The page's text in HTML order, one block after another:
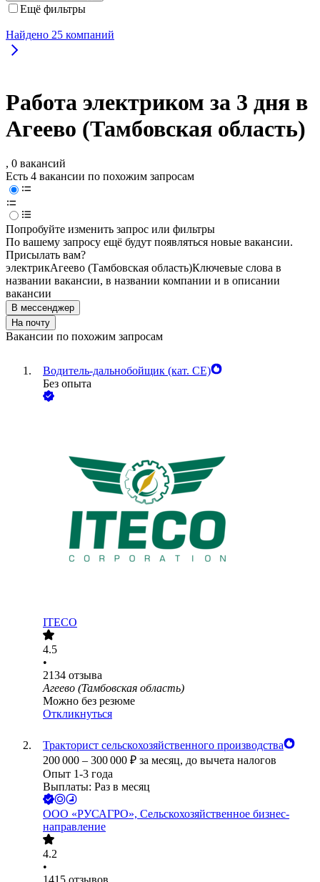
Ещё фильтры
Найдено 25 компаний
Работа электриком за 3 дня в
Агеево (Тамбовская область)
, 0 вакансий
Есть 4 вакансии по похожим запросам
Попробуйте изменить запрос или фильтры
По вашему запросу ещё будут появляться новые вакансии.
Присылать вам?
электрикАгеево (Тамбовская область)Ключевые слова в
названии вакансии, в названии компании и в описании
вакансии
В мессенджер
На почту
Вакансии по похожим запросам
Водитель-дальнобойщик (кат. CE)
Без опыта
ITECO
4.5
•
2134 отзыва
Агеево (Тамбовская область)
Можно без резюме
Откликнуться
Тракторист сельскохозяйственного производства
200 000 – 300 000 ₽ за месяц, до вычета налогов
Опыт 1-3 года
Выплаты: Раз в месяц
ООО «РУСАГРО», Сельскохозяйственное бизнес-
направление
4.2
•